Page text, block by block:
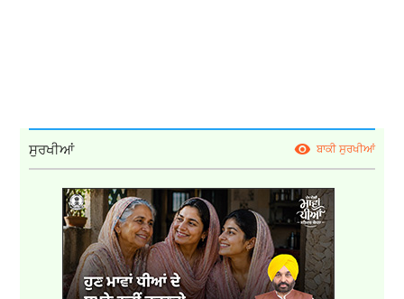
ਸੁਰਖੀਆਂ ਬਾਕੀ ਸੁਰਖੀਆਂ